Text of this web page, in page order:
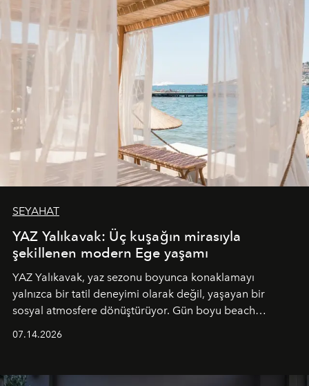
SEYAHAT
YAZ Yalıkavak: Üç kuşağın mirasıyla
şekillenen modern Ege yaşamı
YAZ Yalıkavak, yaz sezonu boyunca konaklamayı
yalnızca bir tatil deneyimi olarak değil, yaşayan bir
sosyal atmosfere dönüştürüyor. Gün boyu beach
tematik gastronomi geceleri misafirlerle buluşuyor.
07.14.2026